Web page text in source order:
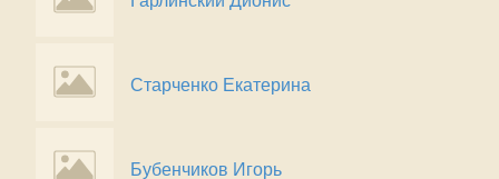
Старченко Екатерина
Бубенчиков Игорь